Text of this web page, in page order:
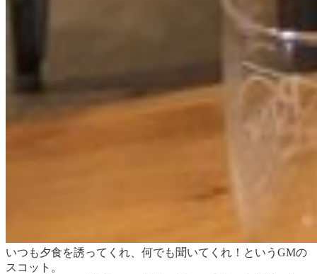
いつも夕食を誘ってくれ、何でも聞いてくれ！というGMの
スコット。